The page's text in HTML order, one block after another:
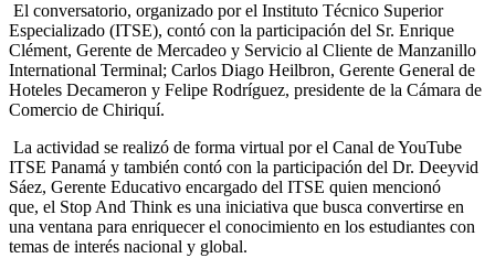
El conversatorio, organizado por el Instituto Técnico Superior
Especializado (ITSE), contó con la participación del Sr. Enrique
Clément, Gerente de Mercadeo y Servicio al Cliente de Manzanillo
International Terminal; Carlos Diago Heilbron, Gerente General de
Hoteles Decameron y Felipe Rodríguez, presidente de la Cámara de
Comercio de Chiriquí.
La actividad se realizó de forma virtual por el Canal de YouTube
ITSE Panamá y también contó con la participación del Dr. Deeyvid
Sáez, Gerente Educativo encargado del ITSE quien mencionó
que, el Stop And Think es una iniciativa que busca convertirse en
una ventana para enriquecer el conocimiento en los estudiantes con
temas de interés nacional y global.